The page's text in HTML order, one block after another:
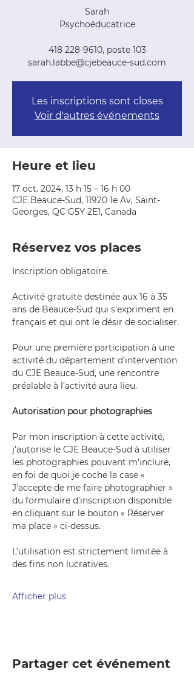
Sarah
Psychoéducatrice
418 228-9610, poste 103
sarah.labbe@cjebeauce-sud.com
Les inscriptions sont closes
Voir d'autres événements
Heure et lieu
17 oct. 2024, 13 h 15 – 16 h 00
CJE Beauce-Sud, 11920 1e Av, Saint-
Georges, QC G5Y 2E1, Canada
Réservez vos places
Inscription obligatoire.
Activité gratuite destinée aux 16 à 35
ans de Beauce-Sud qui s'expriment en
français et qui ont le désir de socialiser.
Pour une première participation à une
activité du département d’intervention
du CJE Beauce-Sud, une rencontre
préalable à l’activité aura lieu.
Autorisation pour photographies
Par mon inscription à cette activité,
j’autorise le CJE Beauce-Sud à utiliser
les photographies pouvant m’inclure,
en foi de quoi je coche la case «
J'accepte de me faire photographier »
du formulaire d'inscription disponible
en cliquant sur le bouton « Réserver
ma place » ci-dessus.
L’utilisation est strictement limitée à
des fins non lucratives.
Afficher plus
Partager cet événement